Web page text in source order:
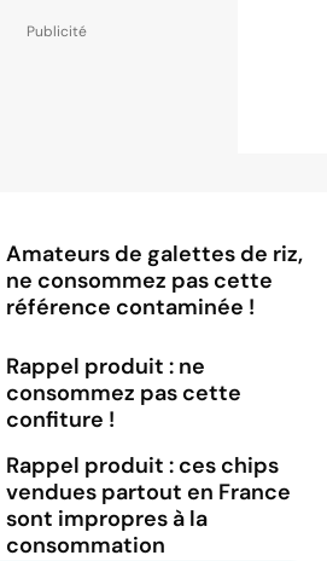
Amateurs de galettes de riz,
ne consommez pas cette
référence contaminée !
Rappel produit : ne
consommez pas cette
confiture !
Rappel produit : ces chips
vendues partout en France
sont impropres à la
consommation